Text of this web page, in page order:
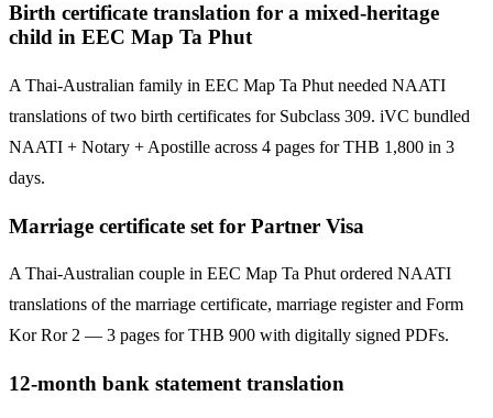
Birth certificate translation for a mixed-heritage
child in EEC Map Ta Phut
A Thai-Australian family in EEC Map Ta Phut needed NAATI
translations of two birth certificates for Subclass 309. iVC bundled
NAATI + Notary + Apostille across 4 pages for THB 1,800 in 3
days.
Marriage certificate set for Partner Visa
A Thai-Australian couple in EEC Map Ta Phut ordered NAATI
translations of the marriage certificate, marriage register and Form
Kor Ror 2 — 3 pages for THB 900 with digitally signed PDFs.
12-month bank statement translation